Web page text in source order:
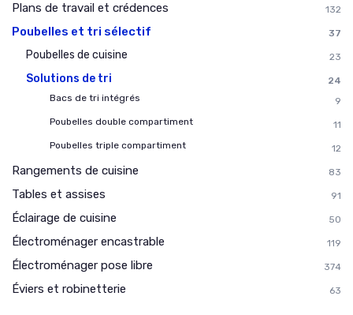
Plans de travail et crédences 132
Poubelles et tri sélectif 37
Poubelles de cuisine 23
Solutions de tri
24
Bacs de tri intégrés
9
Poubelles double compartiment
11
Poubelles triple compartiment
12
Rangements de cuisine 83
Tables et assises 91
Éclairage de cuisine 50
Électroménager encastrable 119
Électroménager pose libre 374
Éviers et robinetterie 63